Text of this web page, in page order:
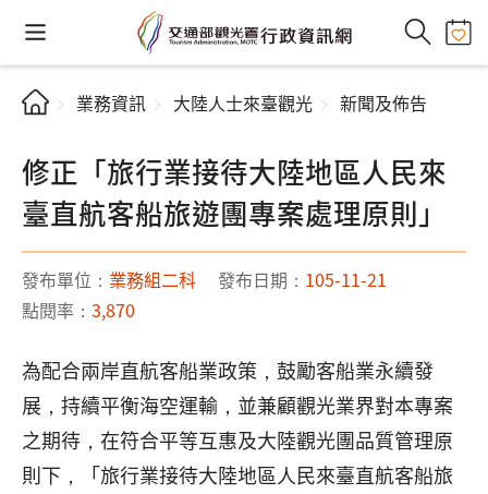
業務資訊 大陸人士來臺觀光 新聞及佈告
修正「旅行業接待大陸地區人民來
臺直航客船旅遊團專案處理原則」
發布單位： 業務組二科 發布日期： 105-11-21
點閱率： 3,870
為配合兩岸直航客船業政策，鼓勵客船業永續發
展，持續平衡海空運輸，並兼顧觀光業界對本專案
之期待，在符合平等互惠及大陸觀光團品質管理原
則下，「旅行業接待大陸地區人民來臺直航客船旅